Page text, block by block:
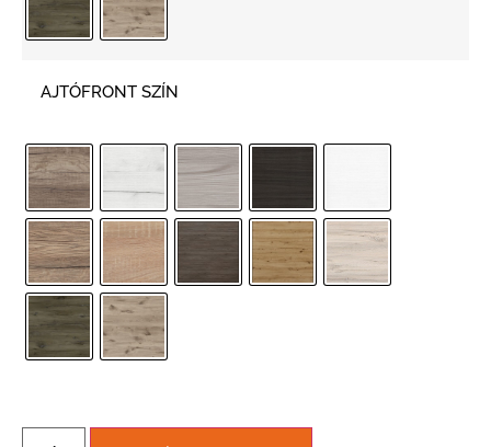
AJTÓFRONT SZÍN